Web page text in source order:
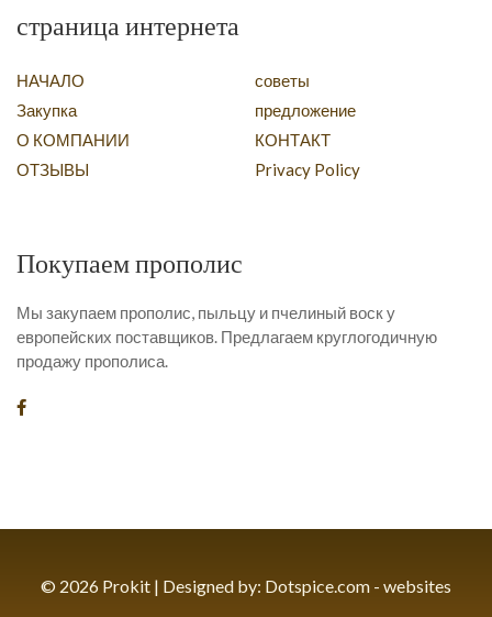
страница интернета
НАЧАЛО
Закупка
О КОМПАНИИ
ОТЗЫВЫ
советы
предложение
КОНТАКТ
Privacy Policy
Покупаем прополис
Мы закупаем прополис, пыльцу и пчелиный воск у
европейских поставщиков. Предлагаем круглогодичную
продажу прополиса.
© 2026 Prokit | Designed by: Dotspice.com - websites